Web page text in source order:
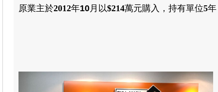
原業主於2012年10月以$214萬元購入 ， 持有單位5年